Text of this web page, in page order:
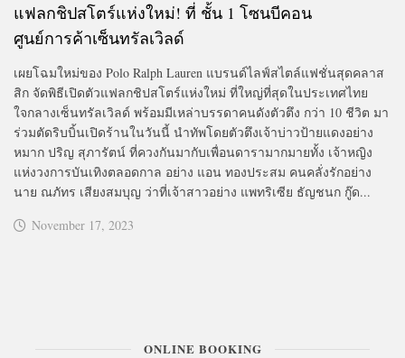
แฟลกชิปสโตร์แห่งใหม่! ที่ ชั้น 1 โซนบีคอน
ศูนย์การค้าเซ็นทรัลเวิลด์
เผยโฉมใหม่ของ Polo Ralph Lauren แบรนด์ไลฟ์สไตล์แฟชั่นสุดคลาส
สิก จัดพิธีเปิดตัวแฟลกชิปสโตร์แห่งใหม่ ที่ใหญ่ที่สุดในประเทศไทย
ใจกลางเซ็นทรัลเวิลด์ พร้อมมีเหล่าบรรดาคนดังตัวตึง กว่า 10 ชีวิต มา
ร่วมตัดริบบิ้นเปิดร้านในวันนี้ นำทัพโดยตัวตึงเจ้าบ่าวป้ายแดงอย่าง
หมาก ปริญ สุภารัตน์ ที่ควงกันมากับเพื่อนดารามากมายทั้ง เจ้าหญิง
แห่งวงการบันเทิงตลอดกาล อย่าง แอน ทองประสม คนคลั่งรักอย่าง
นาย ณภัทร เสียงสมบุญ ว่าที่เจ้าสาวอย่าง แพทริเซีย ธัญชนก กู๊ด...
November 17, 2023
ONLINE BOOKING